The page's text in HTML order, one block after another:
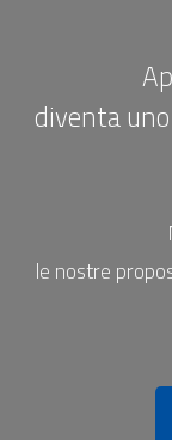
diventa
le nostre